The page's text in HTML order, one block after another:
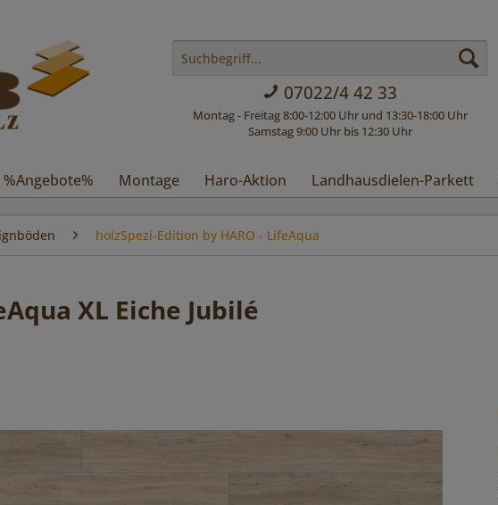
07022/4 42 33
Montag - Freitag 8:00-12:00 Uhr und 13:30-18:00 Uhr
Samstag 9:00 Uhr bis 12:30 Uhr
%Angebote% Montage Haro-Aktion Landhausdielen-Parkett
holzSpezi-Edition by HARO - LifeAqua
XL Eiche Jubilé